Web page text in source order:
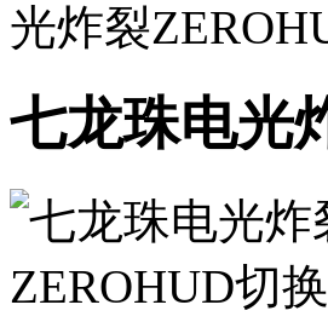
光炸裂
七龙珠电光